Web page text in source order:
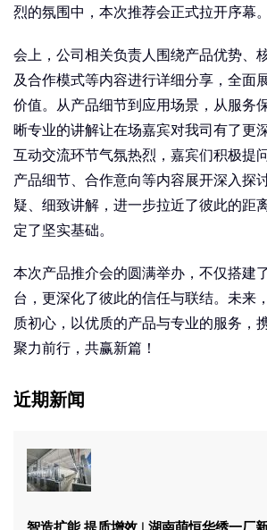
烈的氛围中，本次推荐会正式拉开序幕。
会上，公司相关负责人围绕产品优势、
及合作模式等内容进行详细分享，全面
价值。从产品细节到应用场景，从服务
晰专业的讲解让在场嘉宾对我司有了更
互动交流环节气氛热烈，嘉宾们积极提
产品细节、合作意向等内容展开深入探
疑、细致讲解，进一步拉近了彼此的距
定了坚实基础。
本次产品推介会的圆满举办，不仅搭建
台，更深化了彼此的信任与联结。未来
质初心，以优质的产品与专业的服务，
聚力前行，共赢新篇！
近期新闻